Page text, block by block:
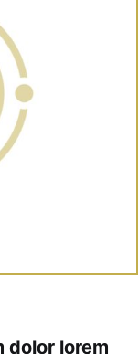
dolor lorem